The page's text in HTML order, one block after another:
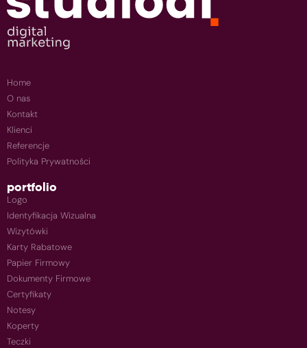
Home
O nas
Kontakt
Klienci
Referencje
Polityka Prywatności
portfolio
Logo
Identyfikacja Wizualna
Wizytówki
Karty Rabatowe
Papier Firmowy
Dokumenty Firmowe
Certyfikaty
Notesy
Koperty
Teczki